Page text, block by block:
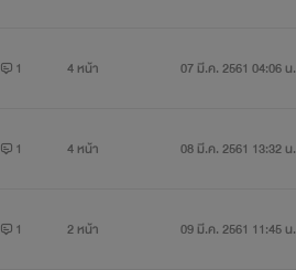
1 4 หน้า 07 มี.ค. 2561 04:06 น.
1 4 หน้า 08 มี.ค. 2561 13:32 น.
1 2 หน้า 09 มี.ค. 2561 11:45 น.